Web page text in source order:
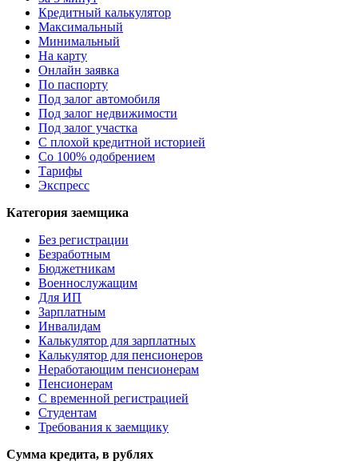
Кредитный калькулятор
Максимальный
Минимальный
На карту
Онлайн заявка
По паспорту
Под залог автомобиля
Под залог недвижимости
Под залог участка
С плохой кредитной историей
Со 100% одобрением
Тарифы
Экспресс
Категория заемщика
Без регистрации
Безработным
Бюджетникам
Военнослужащим
Для ИП
Зарплатным
Инвалидам
Калькулятор для зарплатных
Калькулятор для пенсионеров
Неработающим пенсионерам
Пенсионерам
С временной регистрацией
Студентам
Требования к заемщику
Сумма кредита, в рублях